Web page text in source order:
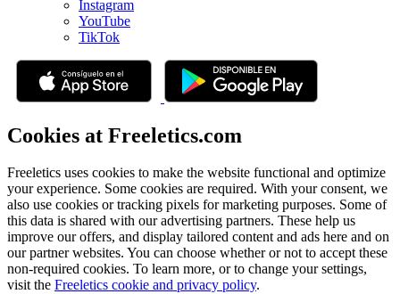
Instagram
YouTube
TikTok
Cookies at Freeletics.com
Freeletics uses cookies to make the website functional and optimize
your experience. Some cookies are required. With your consent, we
also use cookies or tracking pixels for marketing purposes. Some of
this data is shared with our advertising partners. These help us
improve our offers, and display tailored content and ads here and on
our partner websites. You can choose whether or not to accept these
non-required cookies. To learn more, or to change your settings,
visit the Freeletics cookie and privacy policy.